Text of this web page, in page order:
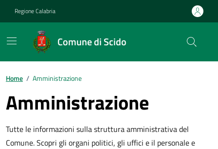
Regione Calabria
Comune di Scido
Home / Amministrazione
Amministrazione
Tutte le informazioni sulla struttura amministrativa del
Comune. Scopri gli organi politici, gli uffici e il personale e